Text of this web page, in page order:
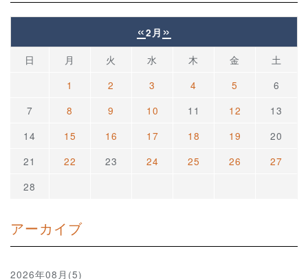
«2月 »
日 月 火 水 木 金
土
1
2 3 4 5
6
7
8 9 10 11 12
13
14
15 16 17 18 19
20
21
22 23 24 25 26
27
28
アーカイブ
2026年08月(5)